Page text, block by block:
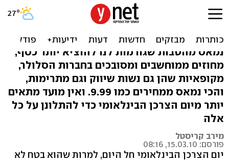
הכי מעצבן אותנו כצרכנים:
נמאס מהטבות שגורמות לנו להוציא יותר כסף,
מחוזים ממוחשבים ומסובכים בחברות הסלולר,
מקופאיות שהן גם נשות שיווק וגם מתרימות,
והכי נמאס ממחירים כמו 9.99. ואין מועד מתאים
יותר מיום הצרכן הבינלאומי כדי להתלונן על כל
אלה
מירב קריסטל
פורסם: 15.03.10, 08:16
יום הצרכן הבינלאומי חל היום, למרות שהוא בטח לא